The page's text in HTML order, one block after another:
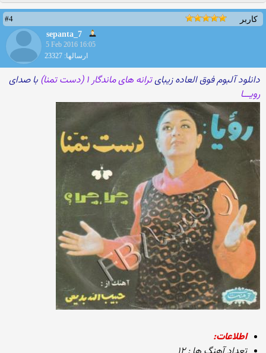
کاربر
#4
sepanta_7
5 Feb 2016 16:05
ارسالها: 23327
دانلود آلبوم فوق العاده زیبایترانه های ماندگار ۱ (دست تمنا)
با صدای
ٰرویـــا
اطلاعات: